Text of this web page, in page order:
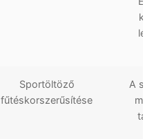
Sportöltöző
fűtéskorszerűsítése
A